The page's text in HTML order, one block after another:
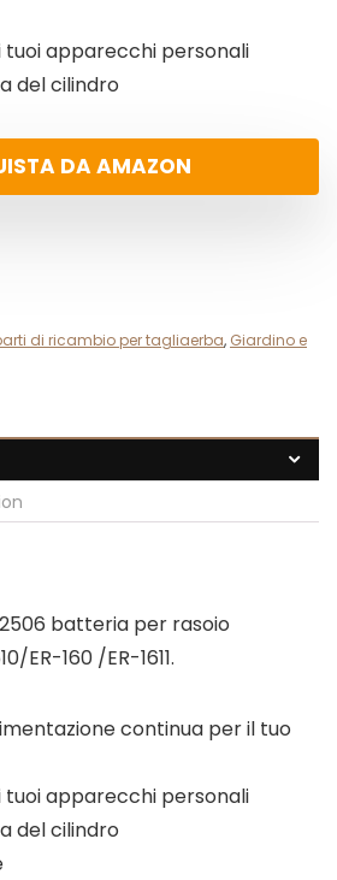
apparecchi personali
del cilindro
DA AMAZON
di ricambio per tagliaerba, Giardino e
batteria per rasoio
ER-160 /ER-1611.
continua per il tuo
apparecchi personali
del cilindro